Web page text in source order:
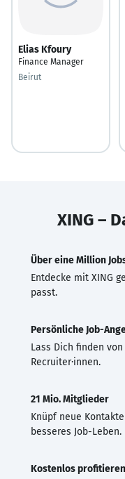
Elias Kfoury
Finance Manager
Beirut
XING –
Über eine Million
Entdecke mit XING
passt.
Persönliche Job-
Lass Dich finden
Recruiter·innen.
21 Mio. Mitglieder
Knüpf neue
besseres Job-Leben.
Kostenlos profitieren